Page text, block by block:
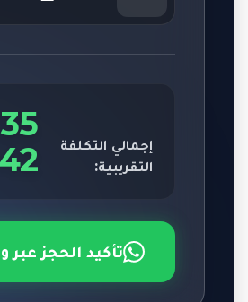
إجمالي التكلفة
التقريبية:
35
42
تأكيد الحجز عبر